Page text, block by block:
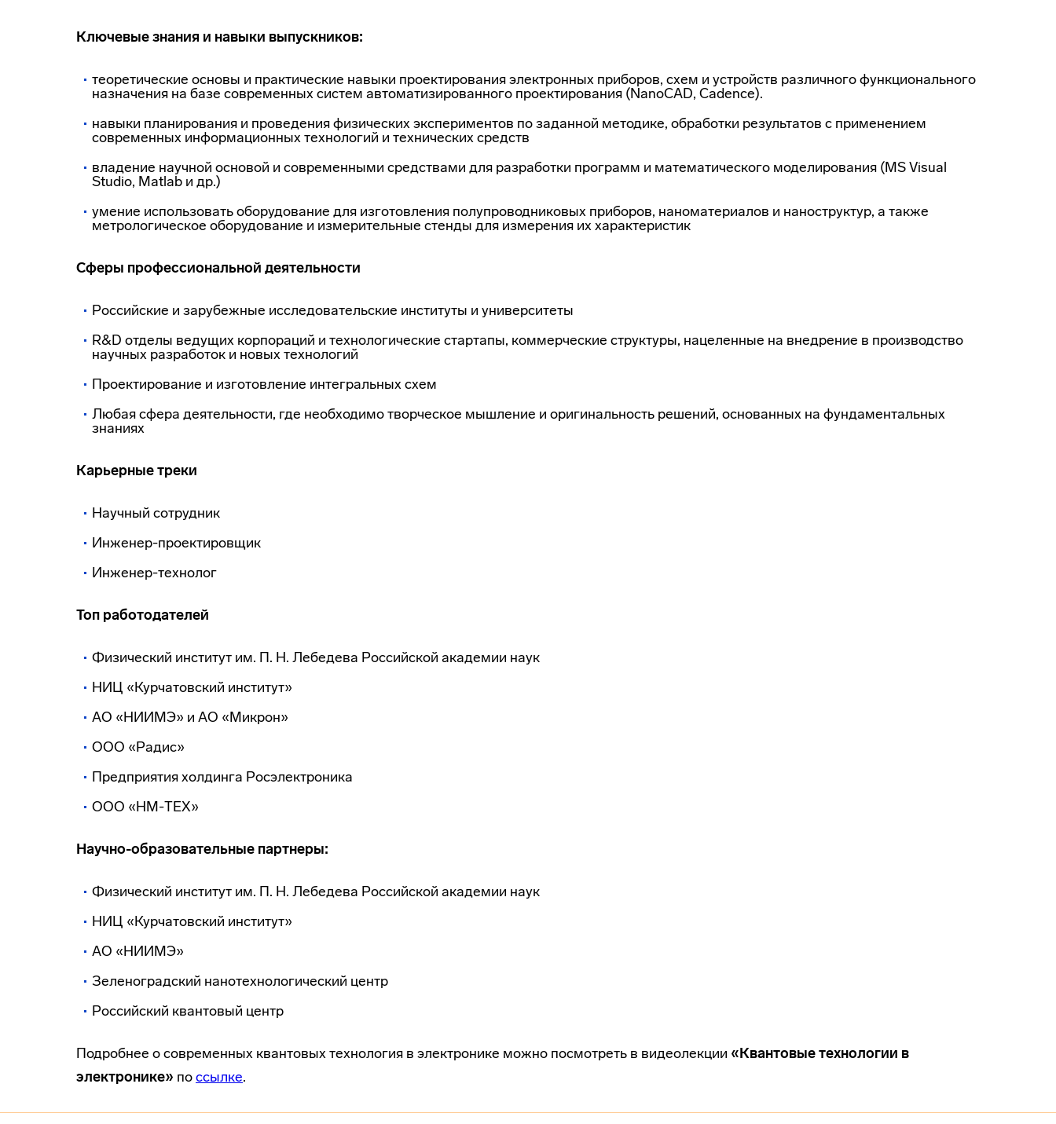
Ключевые знания и навыки выпускников:
теоретические основы и практические навыки проектирования электронных приборов, схем и устройств различного функционального
назначения на базе современных систем автоматизированного проектирования (NanoCAD, Cadence).
навыки планирования и проведения физических экспериментов по заданной методике, обработки результатов с применением
современных информационных технологий и технических средств
владение научной основой и современными средствами для разработки программ и математического моделирования (MS Visual
Studio, Matlab и др.)
умение использовать оборудование для изготовления полупроводниковых приборов, наноматериалов и наноструктур, а также
метрологическое оборудование и измерительные стенды для измерения их характеристик
Сферы профессиональной деятельности
Российские и зарубежные исследовательские институты и университеты
R&D отделы ведущих корпораций и технологические стартапы, коммерческие структуры, нацеленные на внедрение в производство
научных разработок и новых технологий
Проектирование и изготовление интегральных схем
Любая сфера деятельности, где необходимо творческое мышление и оригинальность решений, основанных на фундаментальных
знаниях
Карьерные треки
Научный сотрудник
Инженер-проектировщик
Инженер-технолог
Топ работодателей
Физический институт им. П. Н. Лебедева Российской академии наук
НИЦ «Курчатовский институт»
АО «НИИМЭ» и АО «Микрон»
ООО «Радис»
Предприятия холдинга Росэлектроника
ООО «НМ-ТЕХ»
Научно-образовательные партнеры:
Физический институт им. П. Н. Лебедева Российской академии наук
НИЦ «Курчатовский институт»
АО «НИИМЭ»
Зеленоградский нанотехнологический центр
Российский квантовый центр
Подробнее о современных квантовых технология в электронике можно посмотреть в видеолекции «Квантовые технологии в
электронике» поссылке.